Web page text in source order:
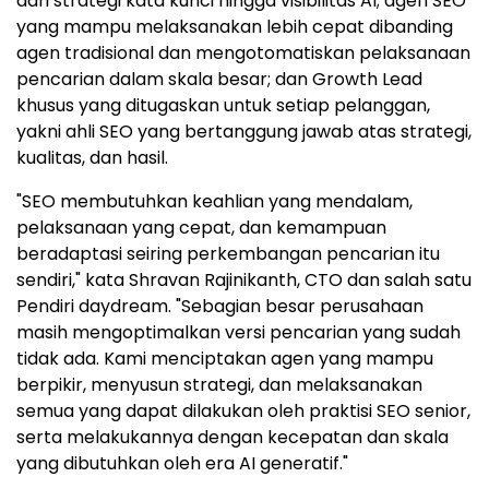
yang mampu melaksanakan lebih cepat dibanding
agen tradisional dan mengotomatiskan pelaksanaan
pencarian dalam skala besar; dan Growth Lead
khusus yang ditugaskan untuk setiap pelanggan,
yakni ahli SEO yang bertanggung jawab atas strategi,
kualitas, dan hasil.
"SEO membutuhkan keahlian yang mendalam,
pelaksanaan yang cepat, dan kemampuan
beradaptasi seiring perkembangan pencarian itu
sendiri," kata Shravan Rajinikanth, CTO dan salah satu
Pendiri daydream. "Sebagian besar perusahaan
masih mengoptimalkan versi pencarian yang sudah
tidak ada. Kami menciptakan agen yang mampu
berpikir, menyusun strategi, dan melaksanakan
semua yang dapat dilakukan oleh praktisi SEO senior,
serta melakukannya dengan kecepatan dan skala
yang dibutuhkan oleh era AI generatif."